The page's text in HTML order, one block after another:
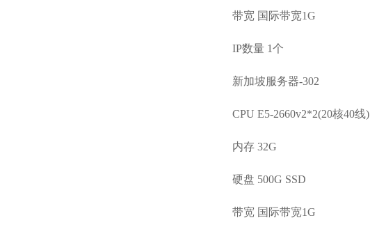
带宽 国际带宽1G
IP数量 1个
新加坡服务器-302
CPU E5-2660v2*2(20核40线)
内存 32G
硬盘 500G SSD
带宽 国际带宽1G